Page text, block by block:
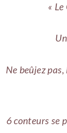
«
Ne beûjez
6 conteurs se